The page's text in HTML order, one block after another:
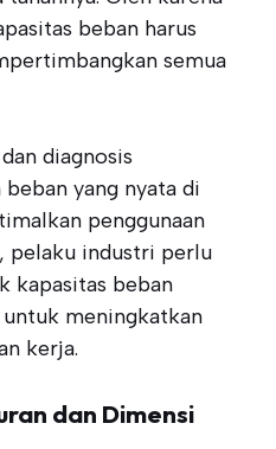
beban harus
semua
diagnosis
yang nyata di
penggunaan
pelaku industri perlu
kapasitas beban
meningkatkan
kerja.
dan Dimensi